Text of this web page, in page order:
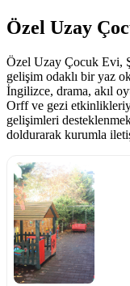
Özel Uzay
Özel Uzay Çocuk Evi,
gelişim odaklı bir yaz
İngilizce, drama, akıl
Orff ve gezi
gelişimleri
doldurarak kurumla